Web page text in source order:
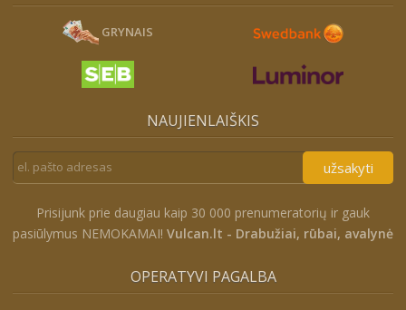
GRYNAIS
NAUJIENLAIŠKIS
užsakyti
Prisijunk prie daugiau kaip 30 000 prenumeratorių ir gauk
pasiūlymus NEMOKAMAI! Vulcan.lt - Drabužiai, rūbai, avalynė
OPERATYVI PAGALBA